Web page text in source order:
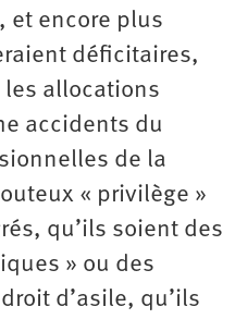
et encore plus
déficitaires,
les allocations
accidents du
de la
« privilège »
qu’ils soient des
» ou des
d’asile, qu’ils